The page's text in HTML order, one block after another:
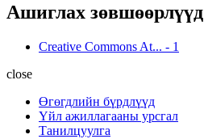
Ашиглах зөвшөөрлүүд
Creative Commons At... - 1
close
Өгөгдлийн бүрдлүүд
Үйл ажиллагааны урсгал
Танилцуулга